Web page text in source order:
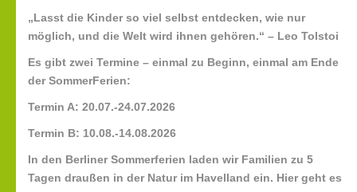
„Lasst die Kinder so viel selbst entdecken, wie nur
möglich, und die Welt wird ihnen gehören.“ – Leo Tolstoi
Es gibt zwei Termine – einmal zu Beginn, einmal am Ende
der SommerFerien:
Termin A: 20.07.-24.07.2026
Termin B: 10.08.-14.08.2026
In den Berliner Sommerferien laden wir Familien zu 5
Tagen draußen in der Natur im Havelland ein. Hier geht es